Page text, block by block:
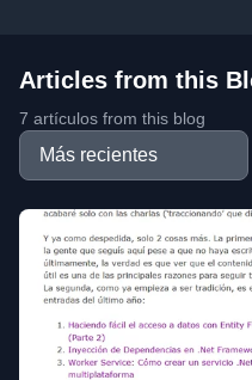
Articles from this
7 artículos from this blog